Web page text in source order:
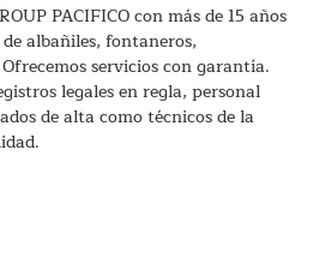
PACIFICO con más de 15 años
albañiles, fontaneros,
servicios con garantía.
legales en regla, personal
de alta como técnicos de la